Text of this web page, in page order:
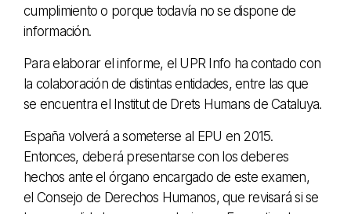
cumplimiento o porque todavía no se dispone de
información.
Para elaborar el informe, el UPR Info ha contado con
la colaboración de distintas entidades, entre las que
se encuentra el Institut de Drets Humans de Cataluya.
España volverá a someterse al EPU en 2015.
Entonces, deberá presentarse con los deberes
hechos ante el órgano encargado de este examen,
el Consejo de Derechos Humanos, que revisará si se